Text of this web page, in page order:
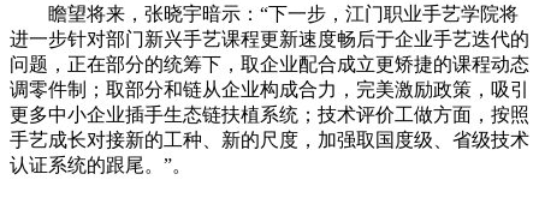
瞻望将来，张晓宇暗示：“下一步，江门职业手艺学院将
进一步针对部门新兴手艺课程更新速度畅后于企业手艺迭代的
问题，正在部分的统筹下，取企业配合成立更矫捷的课程动态
调零件制；取部分和链从企业构成合力，完美激励政策，吸引
更多中小企业插手生态链扶植系统；技术评价工做方面，按照
手艺成长对接新的工种、新的尺度，加强取国度级、省级技术
认证系统的跟尾。”。